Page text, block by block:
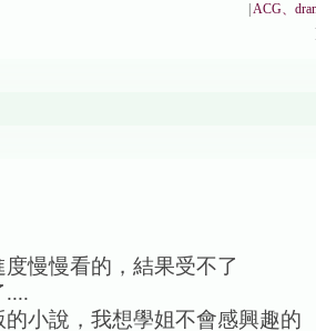
|ACG、
慢慢看的，結果受不了
....
小說，我想學姐不會感興趣的